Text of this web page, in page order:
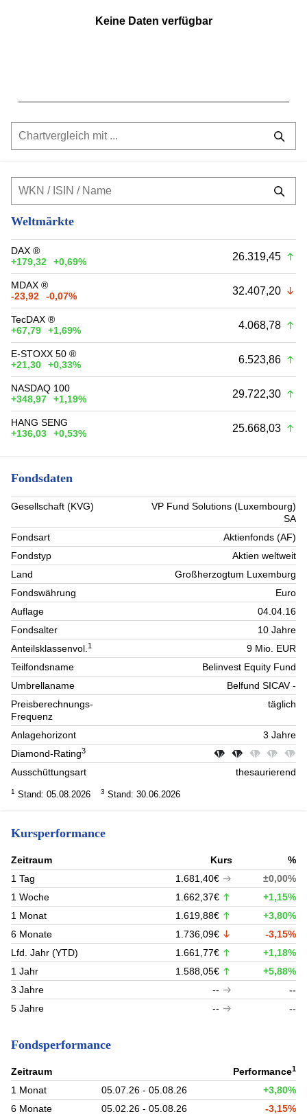
Keine Daten verfügbar
Weltmärkte
DAX ®
+179,32
+0,69% 26.319,45
MDAX ®
-23,92
-0,07% 32.407,20
TecDAX ®
+67,79
+1,69% 4.068,78
E-STOXX 50 ®
+21,30
+0,33% 6.523,86
NASDAQ 100
+348,97
+1,19% 29.722,30
HANG SENG
+136,03
+0,53% 25.668,03
Fondsdaten
Gesellschaft (KVG)
VP Fund Solutions (Luxembourg)
SA
Fondsart
Aktienfonds (AF)
Fondstyp
Aktien weltweit
Land
Großherzogtum Luxemburg
Fondswährung
Euro
Auflage
04.04.16
Fondsalter
10 Jahre
Anteilsklassenvol.1
9 Mio. EUR
Teilfondsname
Belinvest Equity Fund
Umbrellaname
Belfund SICAV -
Preisberechnungs-
Frequenz
täglich
Anlagehorizont
3 Jahre
Diamond-Rating3
Ausschüttungsart thesaurierend
1 Stand: 05.08.2026 3 Stand: 30.06.2026
Kursperformance
Zeitraum Kurs
%
1 Tag
1.681,40€
±0,00%
1 Woche
1.662,37€
+1,15%
1 Monat
1.619,88€
+3,80%
6 Monate
1.736,09€
-3,15%
Lfd. Jahr (YTD)
1.661,77€
+1,18%
1 Jahr
1.588,05€
+5,88%
3 Jahre
--
--
5 Jahre
-- --
Fondsperformance
Zeitraum Performance1
1 Monat 05.07.26 - 05.08.26
+3,80%
6 Monate
05.02.26 - 05.08.26 -3,15%